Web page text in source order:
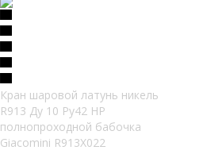
Кран шаровой латунь никель
R913 Ду 10 Ру42 НР
полнопроходной бабочка
Giacomini R913X022